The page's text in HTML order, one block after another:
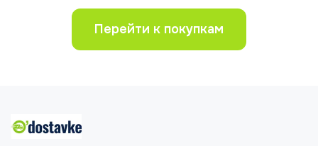
Перейти к покупкам